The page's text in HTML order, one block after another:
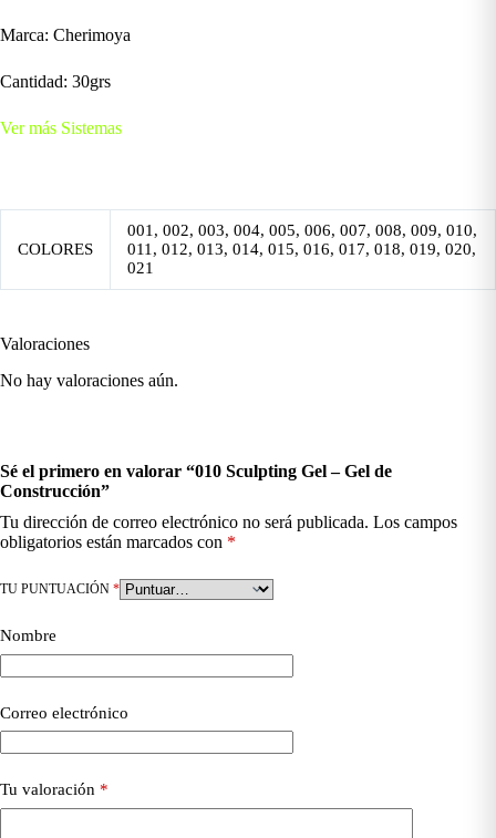
Marca: Cherimoya
Cantidad: 30grs
Ver más Sistemas
COLORES
001, 002, 003, 004, 005, 006, 007, 008, 009, 010,
011, 012, 013, 014, 015, 016, 017, 018, 019, 020,
021
Valoraciones
No hay valoraciones aún.
Sé el primero en valorar “010 Sculpting Gel – Gel de
Construcción”
Tu dirección de correo electrónico no será publicada. Los campos
obligatorios están marcados con *
TU PUNTUACIÓN *
Nombre
Correo electrónico
Tu valoración *